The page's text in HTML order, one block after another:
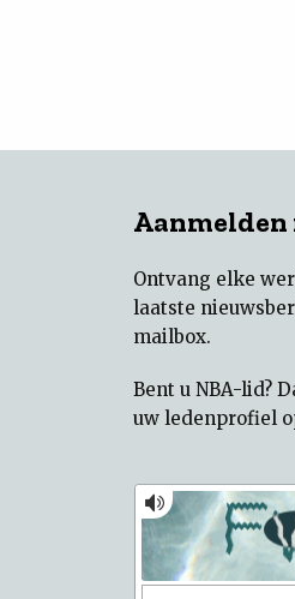
Ontvang elke
laatste
mailbox.
Bent u NBA-lid?
uw ledenprofiel